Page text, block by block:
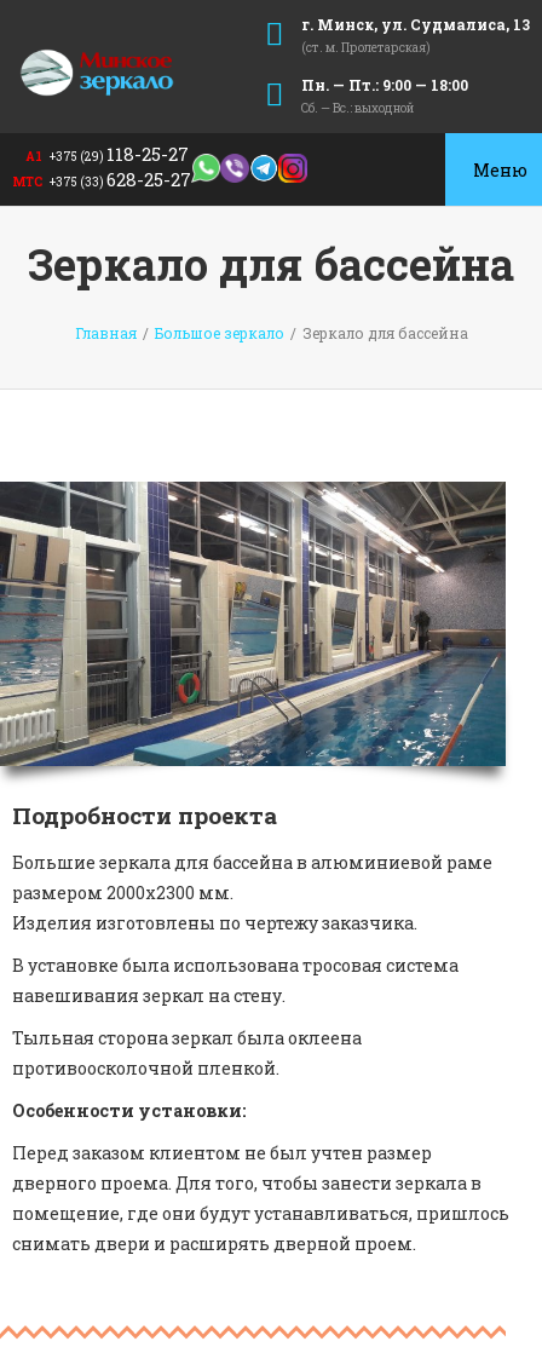
г. Минск, ул. Судмалиса, 13
(ст. м. Пролетарская)
Пн. — Пт.: 9:00 — 18:00
Сб. — Вс.: выходной
А1 +375 (29) 118-25-27
МТС +375 (33) 628-25-27
Toggle
Зеркало для бассейна
Главная / Большое зеркало / Зеркало для бассейна
Подробности проекта
Большие зеркала для бассейна в алюминиевой раме
размером 2000х2300 мм.
Изделия изготовлены по чертежу заказчика.
В установке была использована тросовая система
навешивания зеркал на стену.
Тыльная сторона зеркал была оклеена
противоосколочной пленкой.
Особенности установки:
Перед заказом клиентом не был учтен размер
дверного проема. Для того, чтобы занести зеркала в
помещение, где они будут устанавливаться, пришлось
снимать двери и расширять дверной проем.